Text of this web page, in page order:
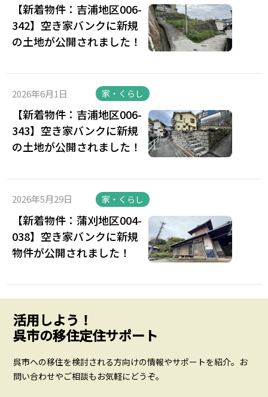
【新着物件：吉浦地区006-
342】空き家バンクに新規
の土地が公開されました！
2026年6月1日 家・くらし
【新着物件：吉浦地区006-
343】空き家バンクに新規
の土地が公開されました！
2026年5月29日 家・くらし
【新着物件：蒲刈地区004-
038】空き家バンクに新規
物件が公開されました！
活用しよう！
呉市の移住定住サポート
呉市への移住を検討される方向けの情報やサポートを紹介。お
問い合わせやご相談もお気軽にどうぞ。